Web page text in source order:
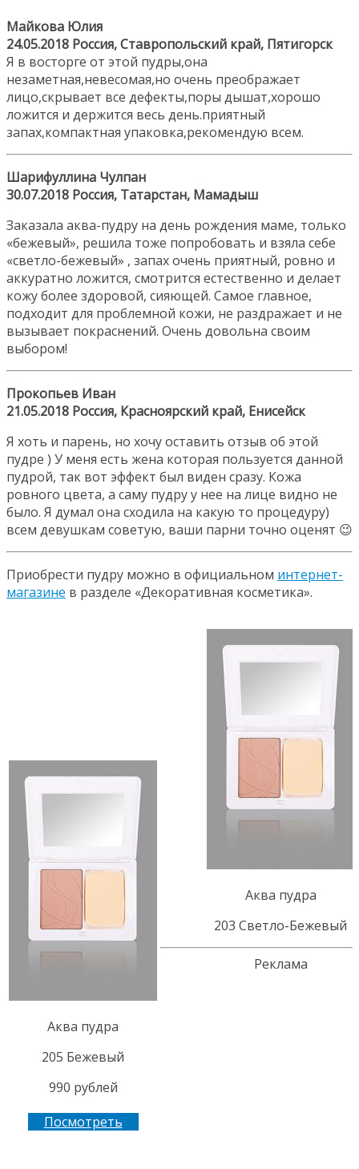
Майкова Юлия
24.05.2018 Россия, Ставропольский край, Пятигорск
Я в восторге от этой пудры,она
незаметная,невесомая,но очень преображает
лицо,скрывает все дефекты,поры дышат,хорошо
ложится и держится весь день.приятный
запах,компактная упаковка,рекомендую всем.
Шарифуллина Чулпан
30.07.2018 Россия, Татарстан, Мамадыш
Заказала аква-пудру на день рождения маме, только
«бежевый», решила тоже попробовать и взяла себе
«светло-бежевый» , запах очень приятный, ровно и
аккуратно ложится, смотрится естественно и делает
кожу более здоровой, сияющей. Самое главное,
подходит для проблемной кожи, не раздражает и не
вызывает покраснений. Очень довольна своим
выбором!
Прокопьев Иван
21.05.2018 Россия, Красноярский край, Енисейск
Я хоть и парень, но хочу оставить отзыв об этой
пудре ) У меня есть жена которая пользуется данной
пудрой, так вот эффект был виден сразу. Кожа
ровного цвета, а саму пудру у нее на лице видно не
было. Я думал она сходила на какую то процедуру)
всем девушкам советую, ваши парни точно оценят 😉
Приобрести пудру можно в официальном интернет-
магазине в разделе «Декоративная косметика».
Аква пудра
205 Бежевый
990 рублей
Посмотреть
Аква пудра
203 Светло-Бежевый
Реклама